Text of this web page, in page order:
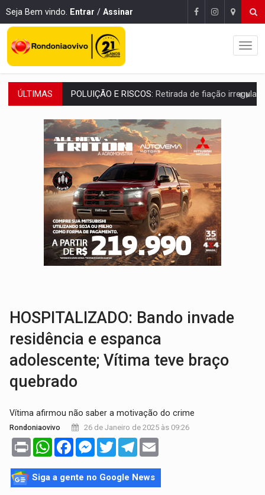
Seja Bem vindo. Entrar / Assinar
ÚLTIMAS VÍDEO:Armado com machado, homem ameaça matar sobrinha grávida e
TRIBUNAL DO CRIME:Homem é espancado por facção criminosa
VÍDEO:Perseguição é registrada no shopping após colombiana furtar
LUDOPATIA:Apostas online começam a afetar produtividade e rotina
REFLORESTAMENTO:Plantar árvores não será mais suficiente para
OVNIS NA LUA:Cientistas alertam para possível base secreta no satélite
ACABOU COM PEUGEOT:Incêndio destrói carro que era rebocado para oficina
VÍDEO:Ladrão é filmado furtando moto na frente do bar
HOSPITALIZADO: Bando invade
residência e espanca
adolescente; Vítima teve braço
quebrado
Vítima afirmou não saber a motivação do crime
Rondoniaovivo 26 de Janeiro de 2025 às 09:26
Print WhatsAppFacebookMessenger
TwitterTelegram
Siga a gente no Google News